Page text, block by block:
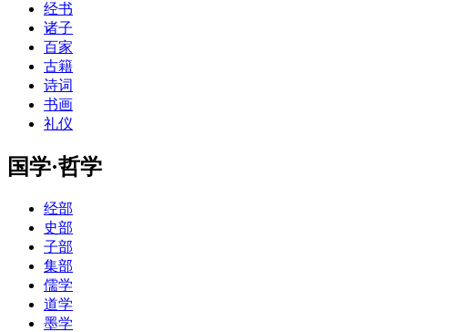
经书
诸子
百家
古籍
诗词
书画
礼仪
国学·哲学
经部
史部
子部
集部
儒学
道学
墨学